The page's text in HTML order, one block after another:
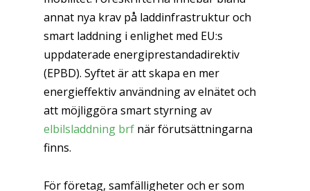
annat nya krav på laddinfrastruktur och
smart laddning i enlighet med EU:s
uppdaterade energiprestandadirektiv
(EPBD). Syftet är att skapa en mer
energieffektiv användning av elnätet och
att möjliggöra smart styrning av
elbilsladdning brfnär förutsättningarna
finns.
För företag, samfälligheter och er som